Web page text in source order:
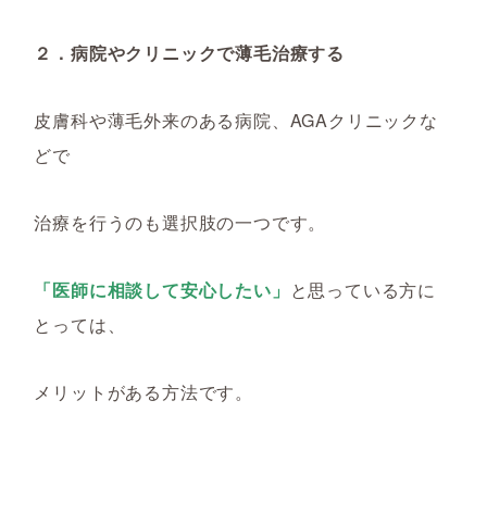
２．病院やクリニックで薄毛治療する
皮膚科や薄毛外来のある病院、AGAクリニックな
どで
治療を行うのも選択肢の一つです。
「医師に相談して安心したい」 と思っている方に
とっては、
メリットがある方法です。